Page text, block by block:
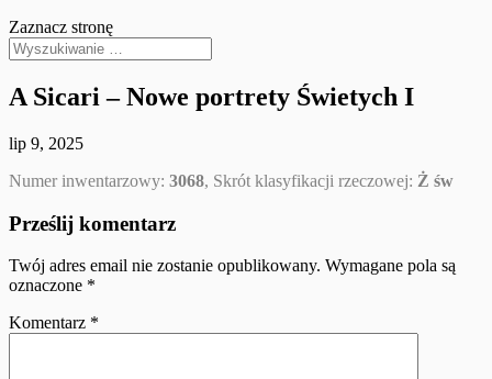
Zaznacz stronę
A Sicari – Nowe portrety Świetych I
lip 9, 2025
Numer inwentarzowy: 3068, Skrót klasyfikacji rzeczowej: Ż św
Prześlij komentarz
Twój adres email nie zostanie opublikowany. Wymagane pola są
oznaczone *
Komentarz *